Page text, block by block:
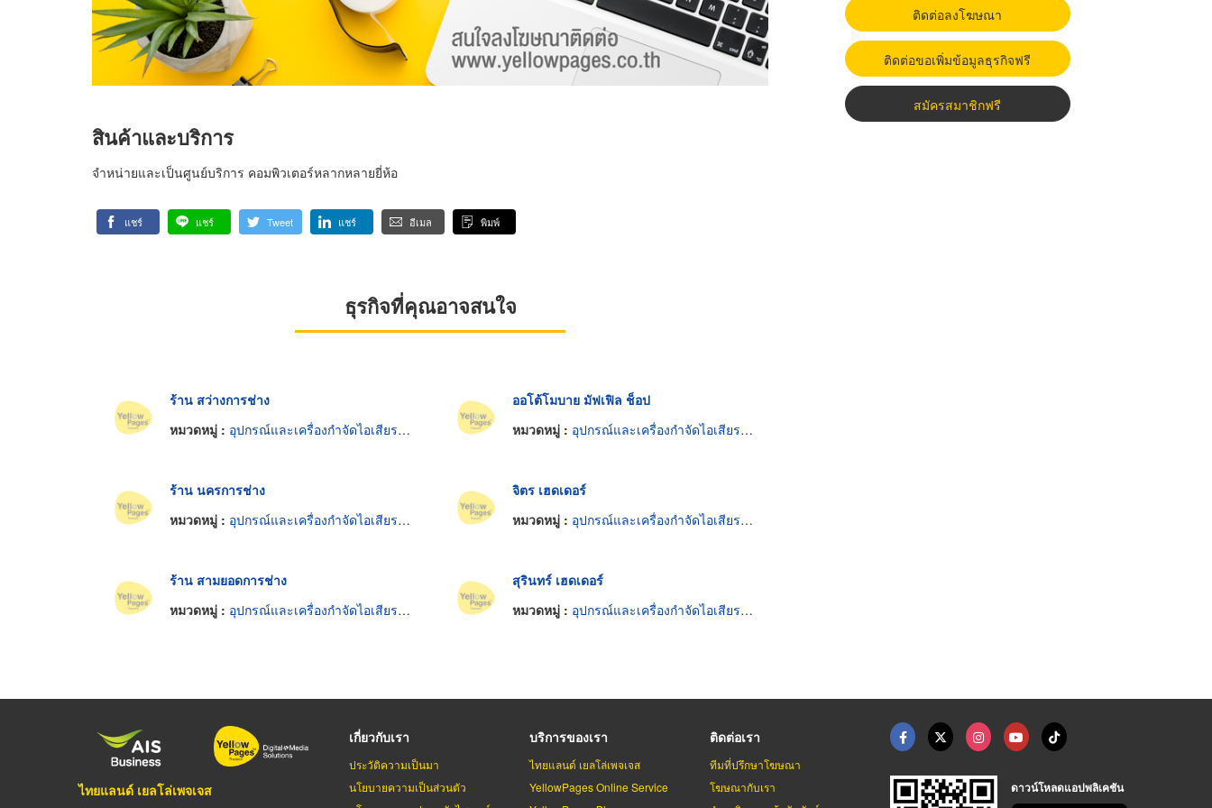
สินค้าและบริการ
จำหน่ายและเป็นศูนย์บริการ คอมพิวเตอร์หลากหลายยี่ห้อ
แชร์ แชร์ Tweet แชร์ อีเมล พิมพ์
ธุรกิจที่คุณอาจสนใจ
ร้าน สว่างการช่าง
หมวดหมู่ : อุปกรณ์และเครื่องกำจัดไอเสียรถยนต์
ออโต้โมบาย มัฟเฟิล ช็อป
หมวดหมู่ : อุปกรณ์และเครื่องกำจัดไอเสียรถยนต์
ร้าน นครการช่าง
หมวดหมู่ : อุปกรณ์และเครื่องกำจัดไอเสียรถยนต์
จิตร เฮดเดอร์
หมวดหมู่ : อุปกรณ์และเครื่องกำจัดไอเสียรถยนต์
ร้าน สามยอดการช่าง
หมวดหมู่ : อุปกรณ์และเครื่องกำจัดไอเสียรถยนต์
สุรินทร์ เฮดเดอร์
หมวดหมู่ : อุปกรณ์และเครื่องกำจัดไอเสียรถยนต์
ติดต่อลงโฆษณา
ติดต่อขอเพิ่มข้อมูลธุรกิจฟรี
สมัครสมาชิกฟรี
ไทยแลนด์ เยลโล่เพจเจส
เกี่ยวกับเรา
ประวัติความเป็นมา
นโยบายความเป็นส่วนตัว
บริการของเรา
ไทยแลนด์ เยลโล่เพจเจส
YellowPages Online Service
ติดต่อเรา
ทีมที่ปรึกษาโฆษณา
โฆษณากับเรา
ดาวน์โหลดแอปพลิเคชัน